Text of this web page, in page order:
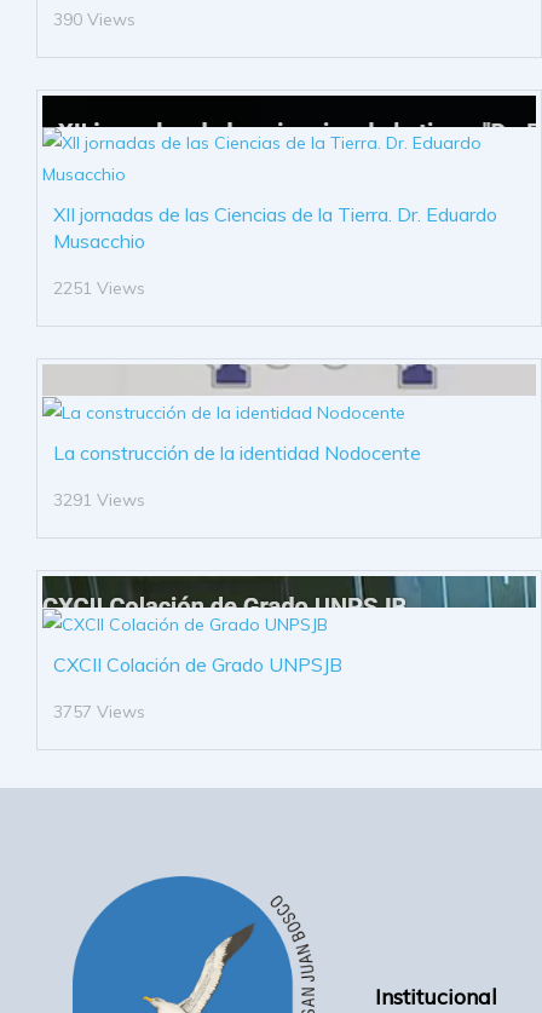
390 Views
XII jornadas de las Ciencias de la Tierra. Dr. Eduardo
Musacchio
2251 Views
La construcción de la identidad Nodocente
3291 Views
CXCII Colación de Grado UNPSJB
3757 Views
Institucional